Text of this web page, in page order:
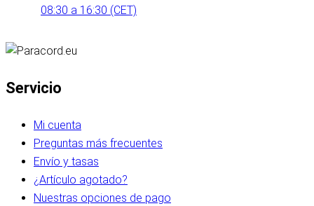
08:30 a 16:30 (CET)
Servicio
Mi cuenta
Preguntas más frecuentes
Envío y tasas
¿Artículo agotado?
Nuestras opciones de pago